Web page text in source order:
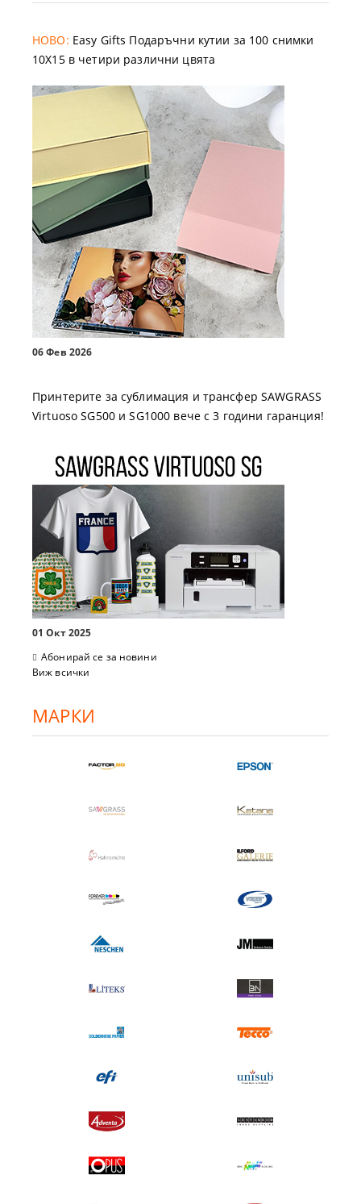
НОВО: Easy Gifts Подаръчни кутии за 100 снимки
10X15 в четири различни цвята
06 Фев 2026
Принтерите за сублимация и трансфер SAWGRASS
Virtuoso SG500 и SG1000 вече с 3 години гаранция!
01 Окт 2025
Абонирай се за новини
Виж всички
МАРКИ